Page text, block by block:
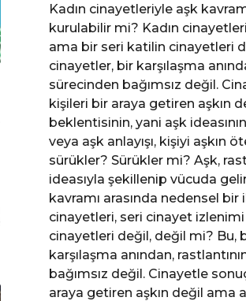
Kadın cinayetleriyle aşk
kurulabilir mi? Kadın
ama bir seri katilin cinayetleri
cinayetler, bir karşılaşma
sürecinden bağımsız değil.
kişileri bir araya getiren aşkın
beklentisinin, yani aşk
veya aşk anlayışı, kişiyi aşkın
sürükler? Sürükler mi? Aşk,
ideasıyla şekillenip vücuda
kavramı arasında nedensel
cinayetleri, seri cinayet
cinayetleri değil, değil mi? Bu,
karşılaşma anından,
bağımsız değil. Cinayetle
araya getiren aşkın değil ama